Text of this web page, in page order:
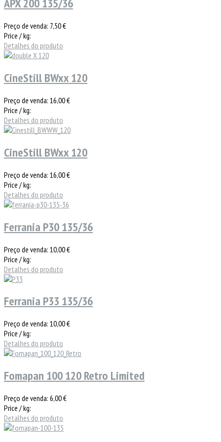
APX 200 135/36
Preço de venda: 7,50 €
Price / kg:
Detalhes do produto
CineStill BWxx 120
Preço de venda: 16,00 €
Price / kg:
Detalhes do produto
CineStill BWxx 120
Preço de venda: 16,00 €
Price / kg:
Detalhes do produto
Ferrania P30 135/36
Preço de venda: 10,00 €
Price / kg:
Detalhes do produto
Ferrania P33 135/36
Preço de venda: 10,00 €
Price / kg:
Detalhes do produto
Fomapan 100 120 Retro Limited
Preço de venda: 6,00 €
Price / kg:
Detalhes do produto